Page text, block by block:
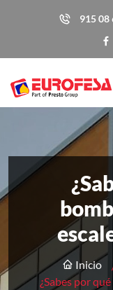
915 08
Inicio
¿Sabes por